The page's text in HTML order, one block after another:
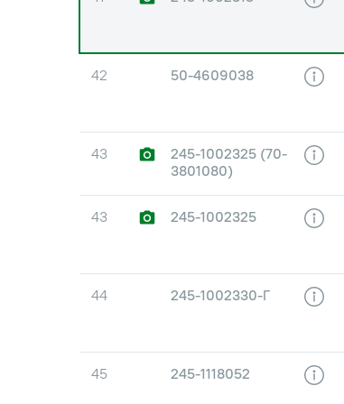
42 50-4609038
43
245-1002325 (70-
3801080)
43 245-1002325
44 245-1002330-Г
45 245-1118052